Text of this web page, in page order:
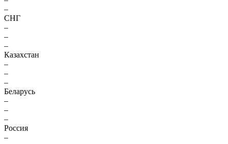
–
СНГ
–
–
–
Казахстан
–
–
–
Беларусь
–
–
–
Россия
–